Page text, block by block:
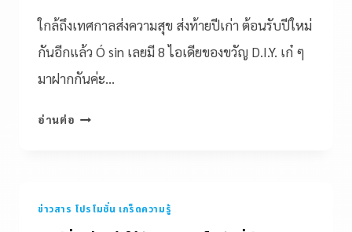
ใกล้ถึงเทศกาลส่งความสุข ส่งท้ายปีเก่า ต้อนรับปีใหม่
กันอีกแล้ว Ó sin เลยมี 8 ไอเดียของขวัญ D.I.Y. เก๋ ๆ
มาฝากกันค่ะ…
อ่านต่อ
ข่าวสาร โปรโมชั่น เกร็ดความรู้